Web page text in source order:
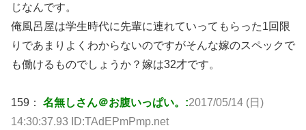
じなんです。
俺風呂屋は学生時代に先輩に連れていってもらった1回限
りであまりよくわからないのですがそんな嫁のスペックで
も働けるものでしょうか？嫁は32才です。
159： 名無しさん＠お腹いっぱい。:2017/05/14 (日)
14:30:37.93 ID:TAdEPmPmp.net